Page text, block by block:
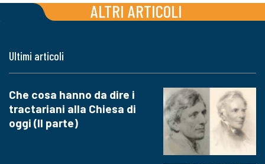
ALTRI ARTICOLI
Ultimi articoli
Che cosa hanno da dire i
tractariani alla Chiesa di
oggi (II parte)